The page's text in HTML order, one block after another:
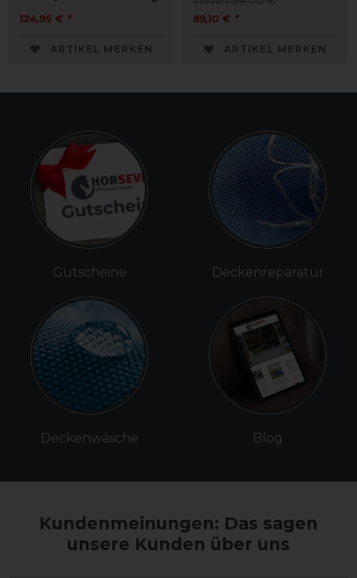
124,95 € *
ARTIKEL MERKEN
89,10 € *
ARTIKEL MERKEN
Gutscheine
Deckenwäsche
Deckenreparatur
Blog
Kundenmeinungen: Das sagen
unsere Kunden über uns